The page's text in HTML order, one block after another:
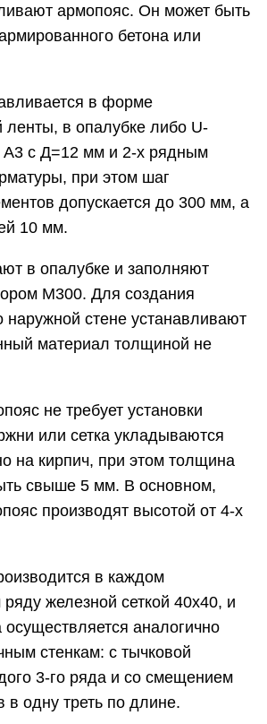
армопояс. Он может быть
бетона или
в форме
ленты, в опалубке либо U-
А3 с Д=12 мм и 2-х рядным
при этом шаг
допускается до 300 мм, а
10 мм.
в опалубке и заполняют
М300. Для создания
стене устанавливают
материал толщиной не
не требует установки
или сетка укладываются
на кирпич, при этом толщина
свыше 5 мм. В основном,
производят высотой от 4-х
в каждом
ряду железной сеткой 40х40, и
аналогично
стенкам: с тычковой
3-го ряда и со смещением
в одну треть по длине.